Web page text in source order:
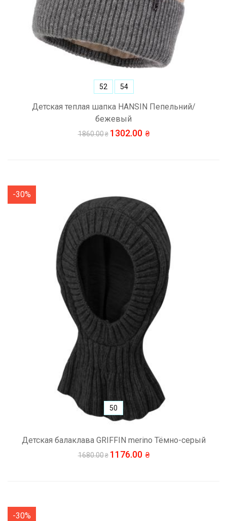
Детская теплая шапка HANSIN Пепельний/
бежевый
1860.00 1302.00
52 54
-30%
Детская балаклава GRIFFIN merino Тёмно-серый
1680.00 1176.00
50
-30%